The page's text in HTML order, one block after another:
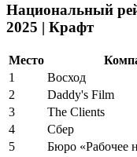
Национальный
2025 | Крафт
Место
1
Восход
2
Daddy's Film
3
The Clients
4
Сбер
5
Бюро «Рабочее